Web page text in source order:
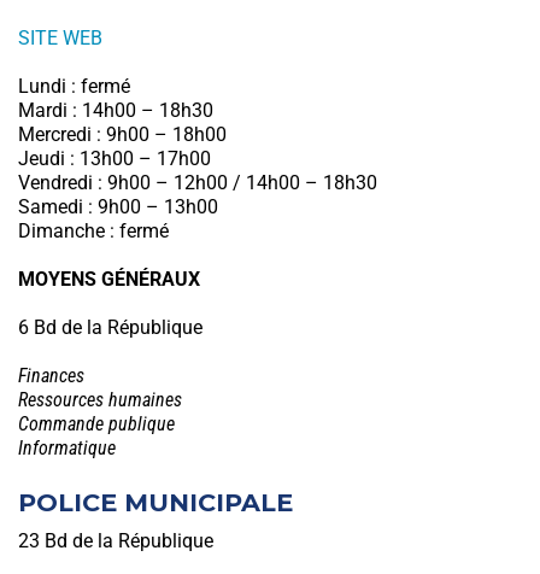
SITE WEB
Lundi : fermé
Mardi : 14h00 – 18h30
Mercredi : 9h00 – 18h00
Jeudi : 13h00 – 17h00
Vendredi : 9h00 – 12h00 / 14h00 – 18h30
Samedi : 9h00 – 13h00
Dimanche : fermé
MOYENS GÉNÉRAUX
6 Bd de la République
Finances
Ressources humaines
Commande publique
Informatique
POLICE MUNICIPALE
23 Bd de la République